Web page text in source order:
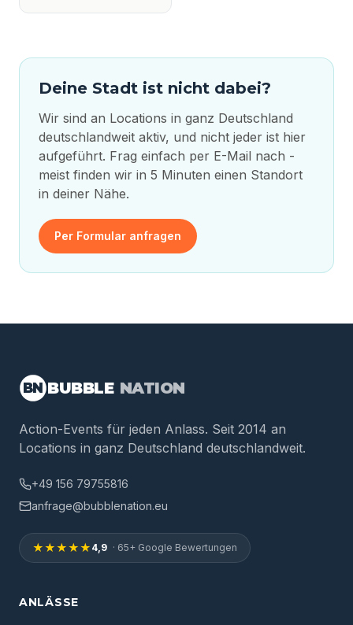
Deine Stadt ist nicht dabei?
Wir sind an Locations in ganz Deutschland
deutschlandweit aktiv, und nicht jeder ist hier
aufgeführt. Frag einfach per E-Mail nach -
meist finden wir in 5 Minuten einen Standort
in deiner Nähe.
Per Formular anfragen
BN BUBBLE NATION
Action-Events für jeden Anlass. Seit 2014 an
Locations in ganz Deutschland deutschlandweit.
+49 156 79755816
anfrage@bubblenation.eu
★★★★★ 4,9 · 65+ Google Bewertungen
ANLÄSSE